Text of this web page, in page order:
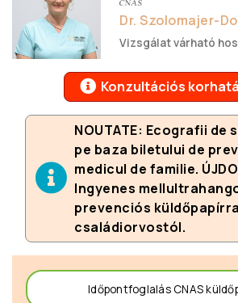
Dr. Szolomajer-
Vizsgálat várható
Konzultációs
NOUTATE: Ecografii de
pe baza biletului de
medicul de familie.
Ingyenes
prevenciós
családiorvostól.
Időpontfoglalás CNAS